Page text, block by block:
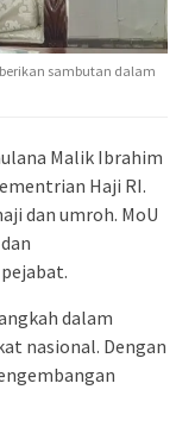
sambutan dalam
Malik Ibrahim
Haji RI.
dan umroh. MoU
dalam
nasional. Dengan